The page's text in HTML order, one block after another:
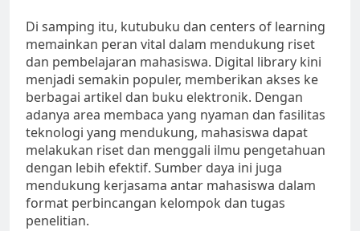
Di samping itu, kutubuku dan centers of learning
memainkan peran vital dalam mendukung riset
dan pembelajaran mahasiswa. Digital library kini
menjadi semakin populer, memberikan akses ke
berbagai artikel dan buku elektronik. Dengan
adanya area membaca yang nyaman dan fasilitas
teknologi yang mendukung, mahasiswa dapat
melakukan riset dan menggali ilmu pengetahuan
dengan lebih efektif. Sumber daya ini juga
mendukung kerjasama antar mahasiswa dalam
format perbincangan kelompok dan tugas
penelitian.